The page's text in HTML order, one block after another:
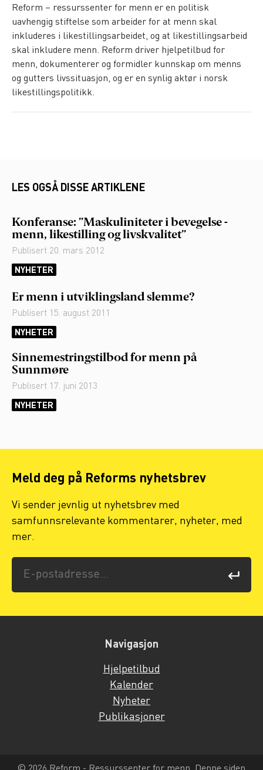
Reform – ressurssenter for menn er en politisk
uavhengig stiftelse som arbeider for at menn skal
inkluderes i likestillingsarbeidet, og at likestillingsarbeid
skal inkludere menn. Reform driver hjelpetilbud for
menn, dokumenterer og formidler kunnskap om menns
og gutters livssituasjon, og er en synlig aktør i norsk
likestillingspolitikk.
LES OGSÅ DISSE ARTIKLENE
Konferanse: ”Maskuliniteter i bevegelse -
menn, likestilling og livskvalitet”
Publisert 20. mars 2012
NYHETER
Er menn i utviklingsland slemme?
Publisert 15. august 2011
NYHETER
Sinnemestringstilbod for menn på
Sunnmøre
Publisert 17. juni 2013
NYHETER
Meld deg på Reforms nyhetsbrev
Vi sender jevnlig ut nyhetsbrev med
samfunnsrelevante kommentarer, nyheter, med
mer.
Navigasjon
Hjelpetilbud
Kalender
Nyheter
Publikasjoner